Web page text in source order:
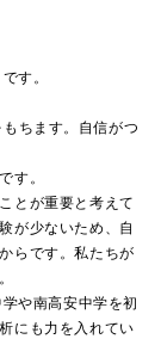
す。
ちます。自信がつ
す。
とが重要と考えて
が少ないため、自
らです。私たちが
や南高安中学を初
にも力を入れてい